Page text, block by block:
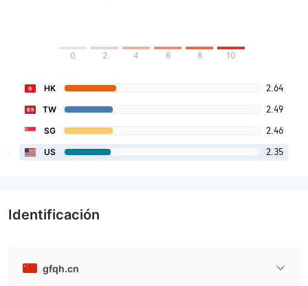
0 2 4 6 8 10
HK 2.64
TW 2.49
SG 2.46
US 2.35
Identificación
gfqh.cn